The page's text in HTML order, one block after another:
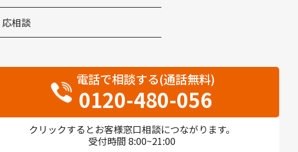
応相談
電話で相談する(通話無料)
0120-480-056
クリックするとお客様窓口相談につながります。
受付時間 8:00~21:00